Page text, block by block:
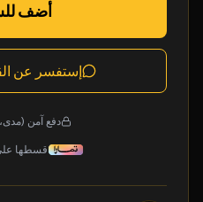
أضف
إستفسر عن
دفع آمن (مدى،
قسطها